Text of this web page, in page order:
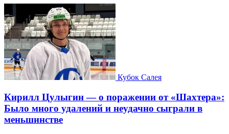
Кубок Салея
Кирилл Цулыгин — о поражении от «Шахтера»:
Было много удалений и неудачно сыграли в
меньшинстве